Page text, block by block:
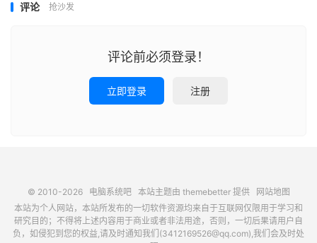
评论 抢沙发
评论前必须登录！
立即登录 注册
© 2010-2026 电脑系统吧本站主题由 themebetter提供
网站地图
本站为个人网站，本站所发布的一切软件资源均来自于互联网仅限用于学习和
研究目的；不得将上述内容用于商业或者非法用途，否则，一切后果请用户自
负，如侵犯到您的权益,请及时通知我们(3412169526@qq.com),我们会及时处